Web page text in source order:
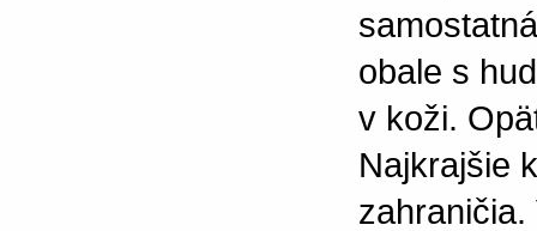
obale s
v koži.
Najkrajšie